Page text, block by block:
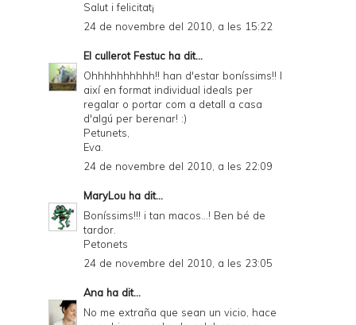
Salut i felicitat¡
24 de novembre del 2010, a les 15:22
El cullerot Festuc ha dit...
Ohhhhhhhhhh!! han d'estar boníssims!! I
així en format individual ideals per
regalar o portar com a detall a casa
d'algú per berenar! :)
Petunets,
Eva.
24 de novembre del 2010, a les 22:09
MaryLou ha dit...
Boníssims!!! i tan macos...! Ben bé de
tardor.
Petonets
24 de novembre del 2010, a les 23:05
Ana ha dit...
No me extraña que sean un vicio, hace